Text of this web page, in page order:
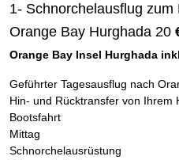
1- Schnorchelausflug zum
Orange Bay Hurghada 20
Orange Bay Insel Hurghada
Geführter Tagesausflug nach
Hin- und Rücktransfer von Ihrem
Bootsfahrt
Mittag
Schnorchelausrüstung